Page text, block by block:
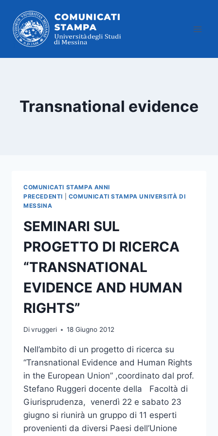
contenuto
Transnational evidence
COMUNICATI STAMPA ANNI
PRECEDENTI
COMUNICATI STAMPA UNIVERSITÀ DI
MESSINA
SEMINARI SUL
PROGETTO DI RICERCA
“TRANSNATIONAL
EVIDENCE AND HUMAN
RIGHTS”
Divruggeri 18 Giugno 2012
Nell’ambito di un progetto di ricerca su
“Transnational Evidence and Human Rights
in the European Union” ,coordinato dal prof.
Stefano Ruggeri docente della Facoltà di
Giurisprudenza, venerdì 22 e sabato 23
giugno si riunirà un gruppo di 11 esperti
provenienti da diversi Paesi dell’Unione